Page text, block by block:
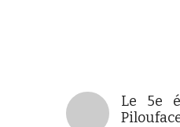
Le 5e